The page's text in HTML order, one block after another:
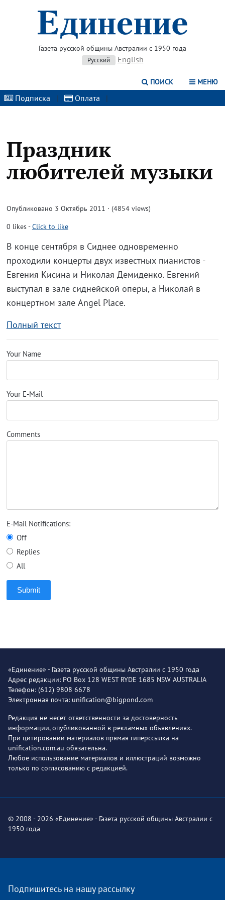
Газета русской общины Австралии с 1950 года
Русский English
ПОИСК МЕНЮ
Подписка | Оплата |
Праздник
любителей музыки
Опубликовано 3 Октябрь 2011 · (4854 views)
0 likes-Click to like
В конце сентября в Сиднее одновременно
проходили концерты двух известных пианистов -
Евгения Кисина и Николая Демиденко. Евгений
выступал в зале сиднейской оперы, а Николай в
концертном зале Angel Place.
Полный текст
Your Name
Your E-Mail
Comments
E-Mail Notifications:
Off
Replies
All
Submit
«Единение» - Газета русской общины Австралии с 1950 года
Адрес редакции: PO Box 128 WEST RYDE 1685 NSW AUSTRALIA
Телефон: (612) 9808 6678
Электронная почта: unification@bigpond.com
Редакция не несет ответственности за достоверность
информации, опубликованной в рекламных объявлениях.
При цитировании материалов прямая гиперссылка на
unification.com.au обязательна.
Любое использование материалов и иллюстраций возможно
только по согласованию с редакцией.
© 2008 - 2026 «Единение» - Газета русской общины Австралии с
1950 года
Подпишитесь на нашу рассылку